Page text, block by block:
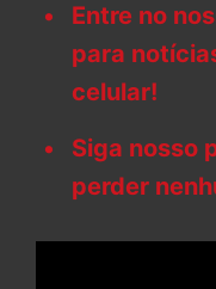
Entre no
para
celular!
Siga nosso
perder